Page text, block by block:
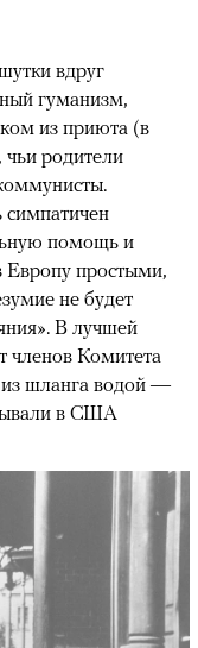
вдруг
гуманизм,
из приюта (в
родители
помощь и
Европу простыми,
не будет
В лучшей
членов Комитета
из шланга водой —
в США